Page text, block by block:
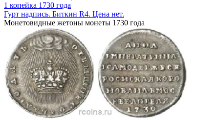
1 копейка 1730 года
Гурт надпись. Биткин R4. Цена нет.
Монетовидные жетоны монеты 1730 года